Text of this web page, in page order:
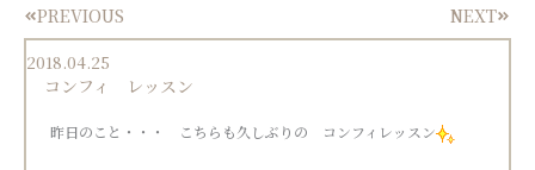
PrevPREVIOUS NEXTNext
2018.04.25
コンフィ レッスン
昨日のこと・・・ こちらも久しぶりの コンフィレッスン